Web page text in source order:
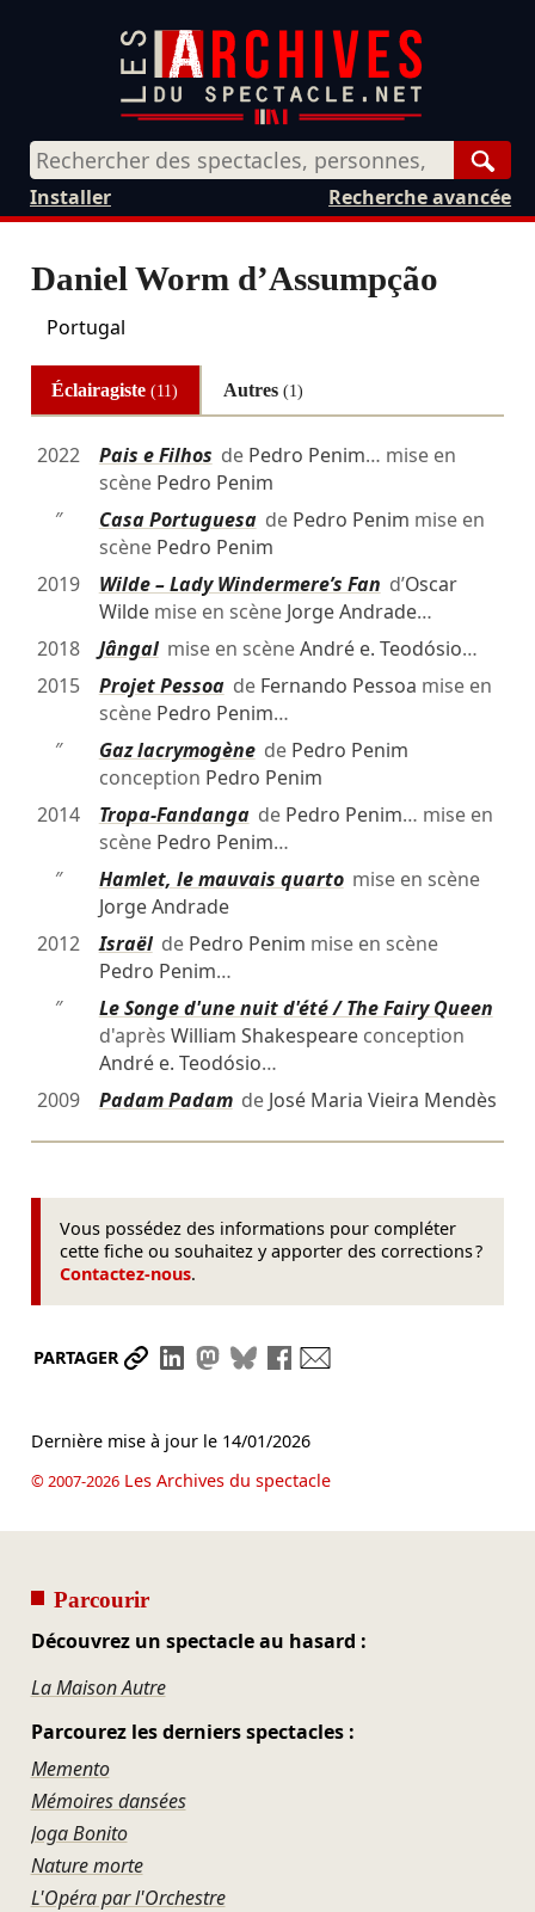
Recherche avancée
Installer
Daniel Worm d’Assumpção
Portugal
Éclairagiste(11) Autres (1)
2022 Pais e Filhos de Pedro Penim… mise en
scène Pedro Penim
″
Casa Portuguesade Pedro Penim mise en
scène Pedro Penim
2019
Wilde – Lady Windermere’s Fan d’Oscar
Wildemise en scène Jorge Andrade…
2018
Jângalmise en scèneAndré e. Teodósio…
2015
Projet Pessoade Fernando Pessoa mise en
scène Pedro Penim…
″
Gaz lacrymogènede Pedro Penim
conception Pedro Penim
2014
Tropa-Fandangade Pedro Penim… mise en
scène Pedro Penim…
″
Hamlet, le mauvais quartomise en scène
Jorge Andrade
2012
Israëlde Pedro Penim mise en scène
Pedro Penim…
″
Le Songe d'une nuit d'été / The Fairy Queen
d'après William Shakespeareconception
André e. Teodósio…
2009
Padam Padamde José Maria Vieira Mendès
Vous possédez des informations pour compléter
cette fiche ou souhaitez y apporter des corrections ?
Contactez-nous.
PARTAGER Partager le lien
Partager sur LinkedIn
Partager sur Mastodon
Partager sur Bluesky
Partager sur Facebook
Dernière mise à jour le 14/01/2026
© 2007-2026Les Archives du spectacle
Parcourir
Découvrez un spectacle au hasard :
La Maison Autre
Parcourez les derniers spectacles :
Memento
Mémoires dansées
Joga Bonito
Nature morte
L'Opéra par l'Orchestre